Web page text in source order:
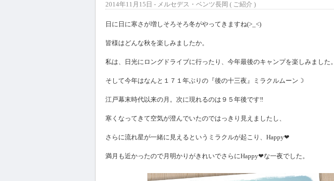
2014年11月15日 - メルセデス・ベンツ長岡 ( ご紹介 )
日に日に寒さが増しそろそろ冬がやってきますね(>_<)
皆様はどんな秋を楽しみましたか。
私は、日光にロングドライブに行ったり、今年最後のキャンプを楽しみました。
そして今年はなんと１７１年ぶりの『後の十三夜』ミラクルムーン☽
江戸幕末時代以来の月。次に現れるのは９５年後です‼
寒くなってきて空気が澄んでいたのではっきり見えましたし、
さらに流れ星が一緒に見えるというミラクルが起こり、Happy❤
満月も近かったので月明かりがきれいでさらにHappy❤な一夜でした。